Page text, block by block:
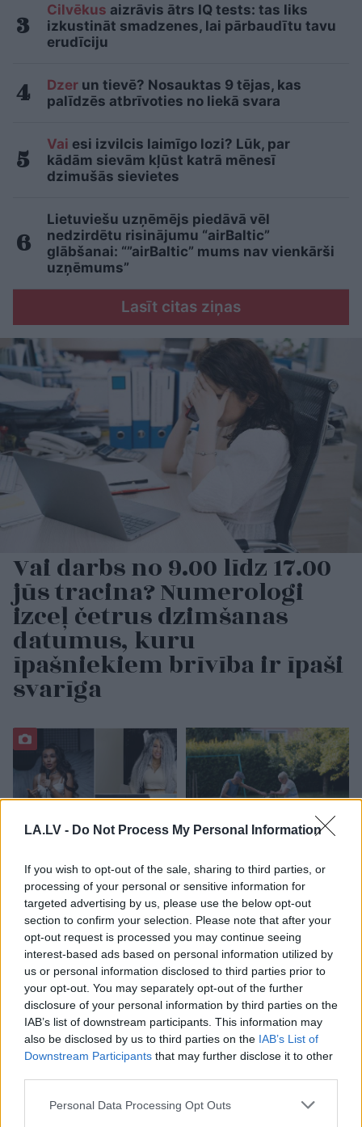
LA.LV - Do Not Process My Personal Information
If you wish to opt-out of the sale, sharing to third parties, or
processing of your personal or sensitive information for
targeted advertising by us, please use the below opt-out
section to confirm your selection. Please note that after your
opt-out request is processed you may continue seeing
interest-based ads based on personal information utilized by
us or personal information disclosed to third parties prior to
your opt-out. You may separately opt-out of the further
disclosure of your personal information by third parties on the
IAB’s list of downstream participants. This information may
also be disclosed by us to third parties on the IAB’s List of
Downstream Participants that may further disclose it to other
Please note that this website/app uses one or more Google
Personal Data Processing Opt Outs
Cilvēkus aizrāvis ātrs IQ tests: tas liks
izkustināt smadzenes, lai pārbaudītu tavu
erudīciju
Dzer un tievē? Nosauktas 9 tējas, kas
palīdzēs atbrīvoties no liekā svara
Vai esi izvilcis laimīgo lozi? Lūk, par
kādām sievām kļūst katrā mēnesī
dzimušās sievietes
Lietuviešu uzņēmējs piedāvā vēl
nedzirdētu risinājumu “airBaltic”
glābšanai: “”airBaltic” mums nav vienkārši
uzņēmums”
Lasīt citas ziņas
Vai darbs no 9.00 līdz 17.00
jūs tracina? Numerologi
izceļ četrus dzimšanas
datumus, kuru
īpašniekiem brīvība ir īpaši
svarīga
“Es neesmu muļķe!”
Elīna Didrihsone atklāj,
kā iemācījusies
sadzīvot ar visu, kas
par viņu tiek runāts
Horoskopi 7. augustam.
Šodien vislabāk par tevi
runās paveiktais, tāpēc
nav nepieciešams visu
sīki skaidrot